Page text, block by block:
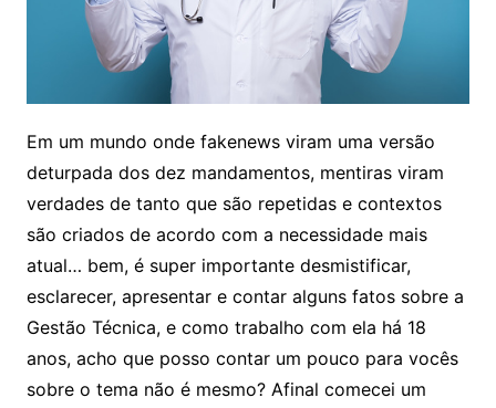
Em um mundo onde fakenews viram uma versão
deturpada dos dez mandamentos, mentiras viram
verdades de tanto que são repetidas e contextos
são criados de acordo com a necessidade mais
atual… bem, é super importante desmistificar,
esclarecer, apresentar e contar alguns fatos sobre a
Gestão Técnica, e como trabalho com ela há 18
anos, acho que posso contar um pouco para vocês
sobre o tema não é mesmo? Afinal comecei um